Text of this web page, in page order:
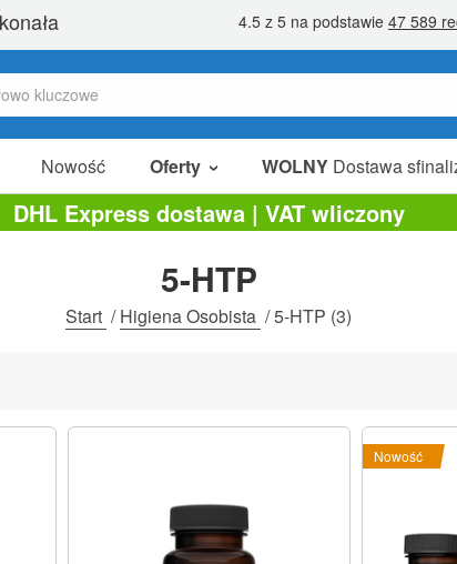
Nowość Oferty WOLNY Dostawa
W Sprzedaży
Pakiety Promocyjne
Na Sprzedaż
DHL Express dostawa | VAT wliczony
5-HTP
Start /Higiena Osobista /5-HTP (3)
Nowość